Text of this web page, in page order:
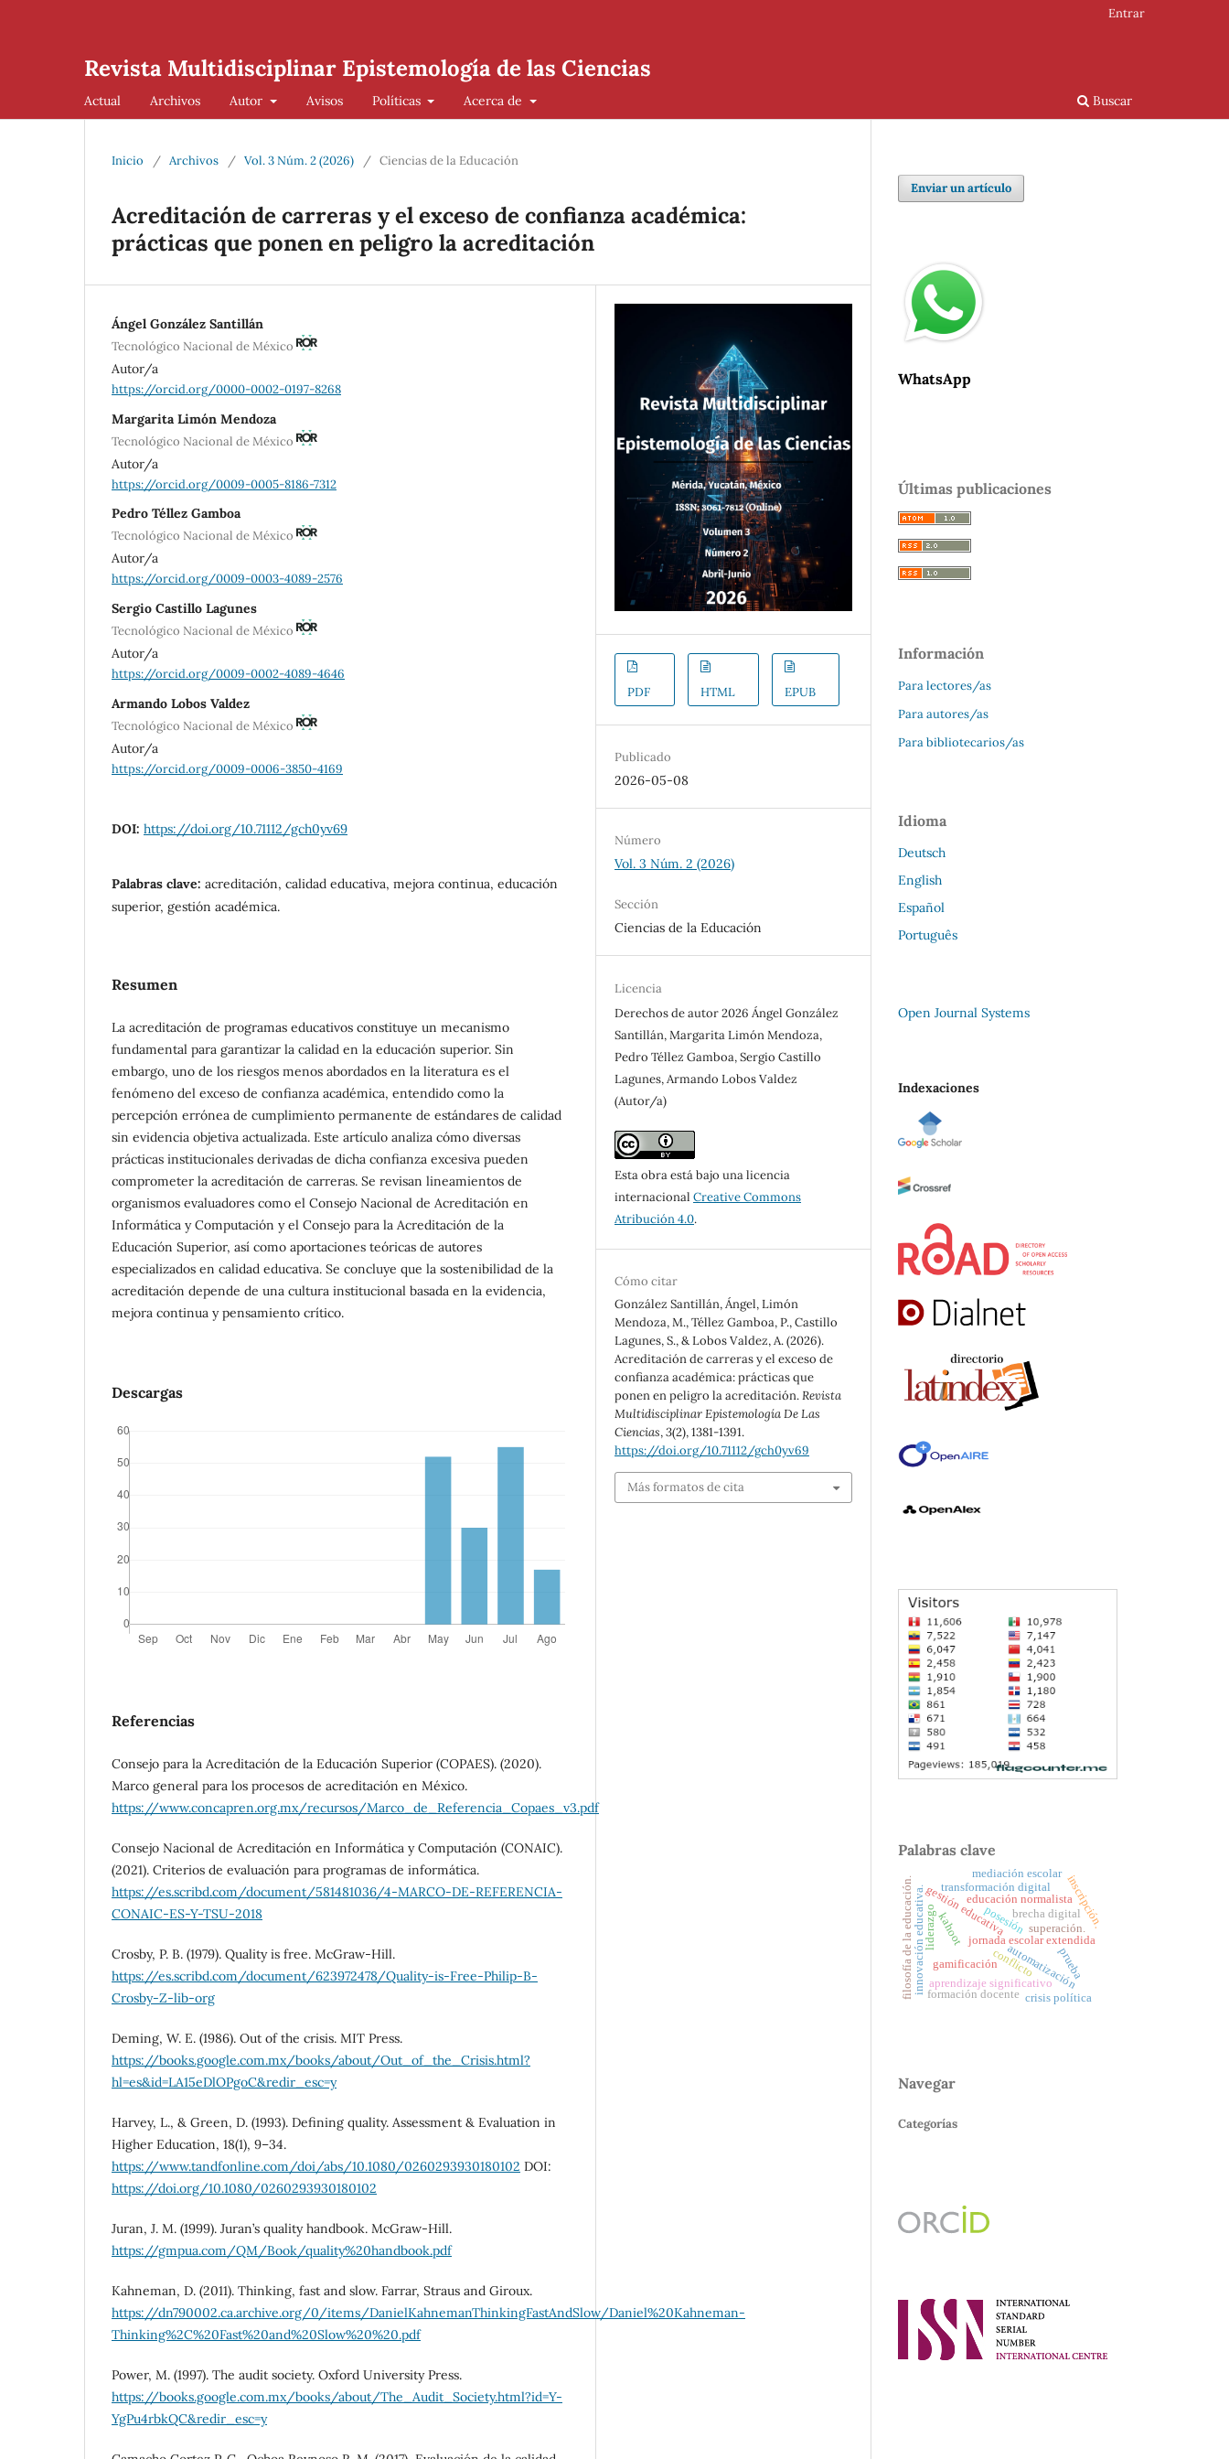
Revista Multidisciplinar Epistemología de las Ciencias
Actual Archivos Autor Avisos Políticas Acerca de Buscar
Entrar
Inicio / Archivos / Vol. 3 Núm. 2 (2026) / Ciencias de la Educación
Acreditación de carreras y el exceso de confianza académica:
prácticas que ponen en peligro la acreditación
Ángel González Santillán
Tecnológico Nacional de México
Autor/a
https://orcid.org/0000-0002-0197-8268
Margarita Limón Mendoza
Tecnológico Nacional de México
Autor/a
https://orcid.org/0009-0005-8186-7312
Pedro Téllez Gamboa
Tecnológico Nacional de México
Autor/a
https://orcid.org/0009-0003-4089-2576
Sergio Castillo Lagunes
Tecnológico Nacional de México
Autor/a
https://orcid.org/0009-0002-4089-4646
Armando Lobos Valdez
Tecnológico Nacional de México
Autor/a
https://orcid.org/0009-0006-3850-4169
DOI: https://doi.org/10.71112/gch0yv69
Palabras clave: acreditación, calidad educativa, mejora continua, educación
superior, gestión académica.
Resumen
La acreditación de programas educativos constituye un mecanismo
fundamental para garantizar la calidad en la educación superior. Sin
embargo, uno de los riesgos menos abordados en la literatura es el
fenómeno del exceso de confianza académica, entendido como la
percepción errónea de cumplimiento permanente de estándares de calidad
sin evidencia objetiva actualizada. Este artículo analiza cómo diversas
prácticas institucionales derivadas de dicha confianza excesiva pueden
comprometer la acreditación de carreras. Se revisan lineamientos de
organismos evaluadores como el Consejo Nacional de Acreditación en
Informática y Computación y el Consejo para la Acreditación de la
Educación Superior, así como aportaciones teóricas de autores
especializados en calidad educativa. Se concluye que la sostenibilidad de la
acreditación depende de una cultura institucional basada en la evidencia,
mejora continua y pensamiento crítico.
Descargas
Referencias
Consejo para la Acreditación de la Educación Superior (COPAES). (2020).
Marco general para los procesos de acreditación en México.
https://www.concapren.org.mx/recursos/Marco_de_Referencia_Copaes_v3.pdf
Consejo Nacional de Acreditación en Informática y Computación (CONAIC).
(2021). Criterios de evaluación para programas de informática.
https://es.scribd.com/document/581481036/4-MARCO-DE-REFERENCIA-
CONAIC-ES-Y-TSU-2018
Crosby, P. B. (1979). Quality is free. McGraw-Hill.
https://es.scribd.com/document/623972478/Quality-is-Free-Philip-B-
Crosby-Z-lib-org
Deming, W. E. (1986). Out of the crisis. MIT Press.
https://books.google.com.mx/books/about/Out_of_the_Crisis.html?
hl=es&id=LA15eDlOPgoC&redir_esc=y
Harvey, L., & Green, D. (1993). Defining quality. Assessment & Evaluation in
Higher Education, 18(1), 9–34.
https://www.tandfonline.com/doi/abs/10.1080/0260293930180102 DOI:
https://doi.org/10.1080/0260293930180102
Juran, J. M. (1999). Juran’s quality handbook. McGraw-Hill.
https://gmpua.com/QM/Book/quality%20handbook.pdf
Kahneman, D. (2011). Thinking, fast and slow. Farrar, Straus and Giroux.
https://dn790002.ca.archive.org/0/items/DanielKahnemanThinkingFastAndSlow/Daniel%20Kahneman-
Thinking%2C%20Fast%20and%20Slow%20%20.pdf
Power, M. (1997). The audit society. Oxford University Press.
https://books.google.com.mx/books/about/The_Audit_Society.html?id=Y-
YgPu4rbkQC&redir_esc=y
PDF HTML EPUB
Publicado
2026-05-08
Número
Vol. 3 Núm. 2 (2026)
Sección
Ciencias de la Educación
Licencia
Derechos de autor 2026 Ángel González
Santillán, Margarita Limón Mendoza,
Pedro Téllez Gamboa, Sergio Castillo
Lagunes, Armando Lobos Valdez
(Autor/a)
Esta obra está bajo una licencia
internacionalCreative Commons
Atribución 4.0.
Cómo citar
González Santillán, Ángel, Limón
Mendoza, M., Téllez Gamboa, P., Castillo
Lagunes, S., & Lobos Valdez, A. (2026).
Acreditación de carreras y el exceso de
confianza académica: prácticas que
ponen en peligro la acreditación.Revista
Multidisciplinar Epistemología De Las
Ciencias,3(2), 1381-1391.
https://doi.org/10.71112/gch0yv69
Más formatos de cita
Enviar un artículo
WhatsApp
Últimas publicaciones
Información
Para lectores/as
Para autores/as
Para bibliotecarios/as
Idioma
Deutsch
English
Español
Português
Open Journal Systems
Indexaciones
Palabras clave
gestión educativa
jornada escolar extendida
automatización
transformación digital
innovación educativa.
gamificación
aprendizaje significativo
formación docente
educación normalista
kahoot
filosofía de la educación. posesión
prueba
inscripción.
crisis política
conflicto
liderazgo
mediación escolar
brecha digital
superación.
Navegar
Categorías